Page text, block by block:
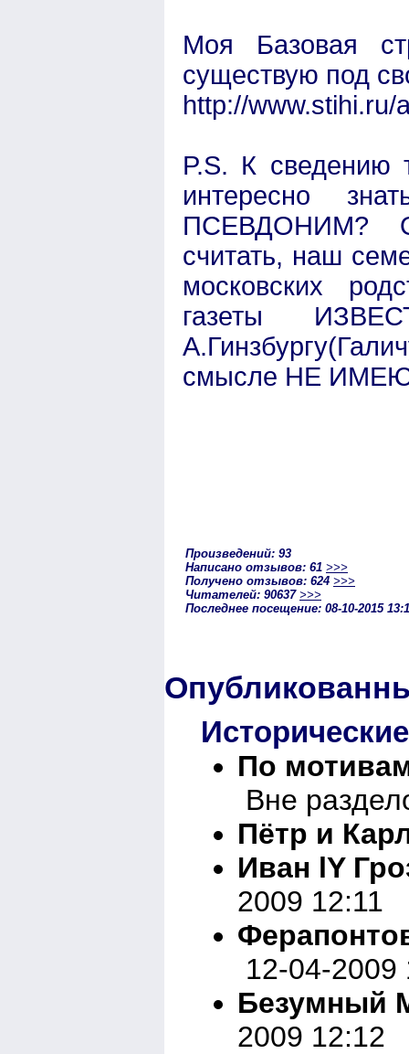
Моя Базовая
существую под
http://www.stihi.ru/
P.S. К сведению
интересно
ПCЕВДОНИМ?
считать, наш
московских
газеты
смысле НЕ
Произведений: 93
Написано отзывов: 61 >>>
Получено отзывов: 624 >>>
Читателей: 90637 >>>
Последнее посещение: 08-10-2015
По
Вне
Пётр и
Иван lY
2009 12:11
12-04-2009
Безумный
2009 12:12